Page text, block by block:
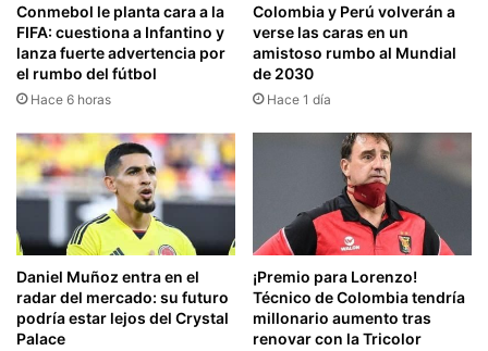
Conmebol le planta cara a la
FIFA: cuestiona a Infantino y
lanza fuerte advertencia por
el rumbo del fútbol
Hace 6 horas
Colombia y Perú volverán a
verse las caras en un
amistoso rumbo al Mundial
de 2030
Hace 1 día
Daniel Muñoz entra en el
radar del mercado: su futuro
podría estar lejos del Crystal
Palace
¡Premio para Lorenzo!
Técnico de Colombia tendría
millonario aumento tras
renovar con la Tricolor